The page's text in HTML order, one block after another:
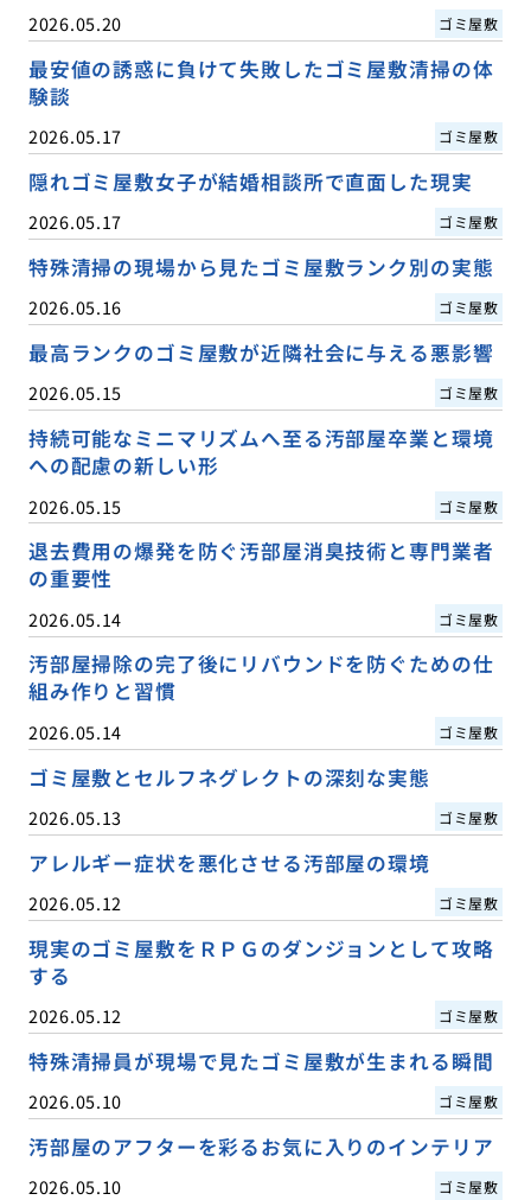
2026.05.20 ゴミ屋敷
最安値の誘惑に負けて失敗したゴミ屋敷清掃の体
験談
2026.05.17 ゴミ屋敷
隠れゴミ屋敷女子が結婚相談所で直面した現実
2026.05.17 ゴミ屋敷
特殊清掃の現場から見たゴミ屋敷ランク別の実態
2026.05.16 ゴミ屋敷
最高ランクのゴミ屋敷が近隣社会に与える悪影響
2026.05.15 ゴミ屋敷
持続可能なミニマリズムへ至る汚部屋卒業と環境
への配慮の新しい形
2026.05.15 ゴミ屋敷
退去費用の爆発を防ぐ汚部屋消臭技術と専門業者
の重要性
2026.05.14 ゴミ屋敷
汚部屋掃除の完了後にリバウンドを防ぐための仕
組み作りと習慣
2026.05.14 ゴミ屋敷
ゴミ屋敷とセルフネグレクトの深刻な実態
2026.05.13 ゴミ屋敷
アレルギー症状を悪化させる汚部屋の環境
2026.05.12 ゴミ屋敷
現実のゴミ屋敷をＲＰＧのダンジョンとして攻略
する
2026.05.12 ゴミ屋敷
特殊清掃員が現場で見たゴミ屋敷が生まれる瞬間
2026.05.10 ゴミ屋敷
汚部屋のアフターを彩るお気に入りのインテリア
2026.05.10 ゴミ屋敷